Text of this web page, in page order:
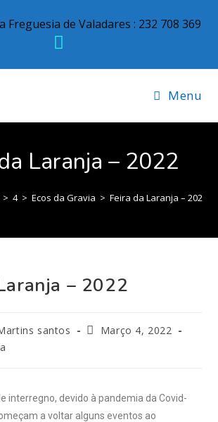
Freguesia de Valadares : 232 708 369
Menu
Laranja – 2022
> 4 > Ecos da Gravia > Feira da Laranja – 2022
– 2022
santos
Março 4, 2022
interregno, devido à pandemia da Covid-
a voltar alguns eventos ao